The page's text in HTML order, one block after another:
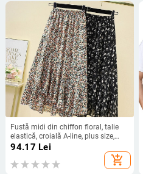
Fustă midi din chiffon floral, talie
elastică, croială A-line, plus size,
siluetă drapată
94.17 Lei
add_shopping_cart